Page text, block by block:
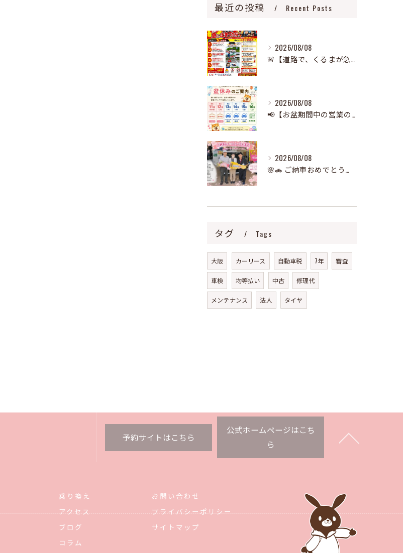
最近の投稿 Recent Posts
2026/08/08
🚨【道路で、くるまが急に止まったら‼️】🚨
2026/08/08
📢【お盆期間中の営業のお知らせ】🌻
2026/08/08
🌸🚗 ご納車おめでとうございます！ 🚗🌸
タグ Tags
大阪 カーリース 自動車税 7年 審査
車検 均等払い 中古 修理代
メンテナンス 法人 タイヤ
予約サイトはこちら
公式ホームページはこち
ら
乗り換え
アクセス
ブログ
コラム
お問い合わせ
プライバシーポリシー
サイトマップ